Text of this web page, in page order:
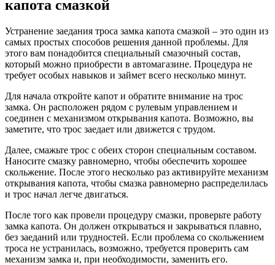
капота смазкой
Устранение заедания троса замка капота смазкой – это один из
самых простых способов решения данной проблемы. Для
этого вам понадобится специальный смазочный состав,
который можно приобрести в автомагазине. Процедура не
требует особых навыков и займет всего несколько минут.
Для начала откройте капот и обратите внимание на трос
замка. Он расположен рядом с рулевым управлением и
соединен с механизмом открывания капота. Возможно, вы
заметите, что трос заедает или движется с трудом.
Далее, смажьте трос с обеих сторон специальным составом.
Наносите смазку равномерно, чтобы обеспечить хорошее
скольжение. После этого несколько раз активируйте механизм
открывания капота, чтобы смазка равномерно распределилась
и трос начал легче двигаться.
После того как провели процедуру смазки, проверьте работу
замка капота. Он должен открываться и закрываться плавно,
без заеданий или трудностей. Если проблема со скольжением
троса не устранилась, возможно, требуется проверить сам
механизм замка и, при необходимости, заменить его.